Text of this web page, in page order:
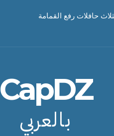
حافلات رفع القمامة
CapDZ
بالعربي